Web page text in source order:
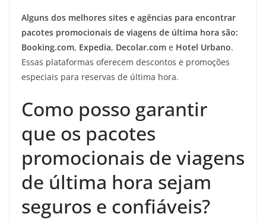
Alguns dos melhores sites e agências para encontrar
pacotes promocionais de viagens de última hora são:
Booking.com, Expedia, Decolar.com e Hotel Urbano.
Essas plataformas oferecem descontos e promoções
especiais para reservas de última hora.
Como posso garantir
que os pacotes
promocionais de viagens
de última hora sejam
seguros e confiáveis?